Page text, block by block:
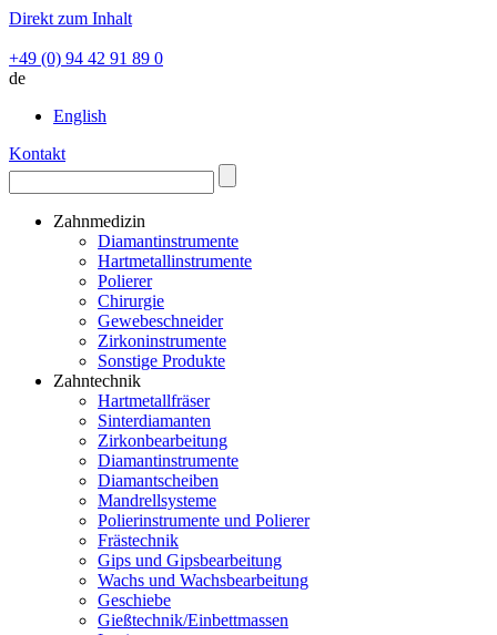
Direkt zum Inhalt
+49 (0) 94 42 91 89 0
de
English
Kontakt
Zahnmedizin
Diamantinstrumente
Hartmetallinstrumente
Polierer
Chirurgie
Gewebeschneider
Zirkoninstrumente
Sonstige Produkte
Zahntechnik
Hartmetallfräser
Sinterdiamanten
Zirkonbearbeitung
Diamantinstrumente
Diamantscheiben
Mandrellsysteme
Polierinstrumente und Polierer
Frästechnik
Gips und Gipsbearbeitung
Wachs und Wachsbearbeitung
Geschiebe
Gießtechnik/Einbettmassen